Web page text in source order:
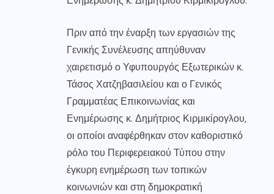
Πριν από την έναρξη των εργασιών της
Γενικής Συνέλευσης απηύθυναν
χαιρετισμό ο Υφυπουργός Εξωτερικών κ.
Τάσος Χατζηβασιλείου και ο Γενικός
Γραμματέας Επικοινωνίας και
Ενημέρωσης κ. Δημήτριος Κιρμικίρογλου,
οι οποίοι αναφέρθηκαν στον καθοριστικό
ρόλο του Περιφερειακού Τύπου στην
έγκυρη ενημέρωση των τοπικών
κοινωνιών και στη δημοκρατική